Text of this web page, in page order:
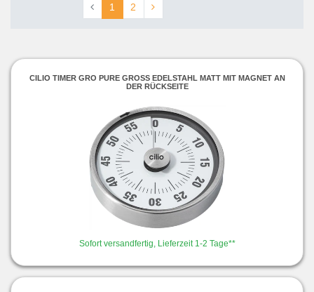
1 2
CILIO TIMER GRO PURE GROSS EDELSTAHL MATT MIT MAGNET AN D
ER RÜCKSEITE
Sofort versandfertig, Lieferzeit 1-2 Tage**